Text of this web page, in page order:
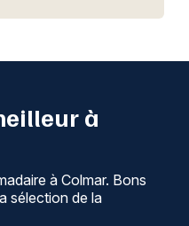
à
à Colmar. Bons
sélection de la